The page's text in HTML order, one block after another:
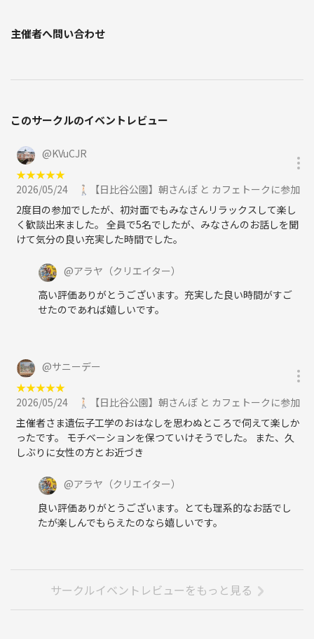
主催者へ問い合わせ
このサークルのイベントレビュー
@KVuCJR
★★★★★
2026/05/24
🚶🏻【日比谷公園】朝さんぽ と カフェトークに参加
2度目の参加でしたが、初対面でもみなさんリラックスして楽し
く歓談出来ました。 全員で5名でしたが、みなさんのお話しを聞
けて気分の良い充実した時間でした。
@アラヤ （クリエイター）
高い評価ありがとうございます。充実した良い時間がすご
せたのであれば嬉しいです。
@サニーデー
★★★★★
2026/05/24
🚶🏻【日比谷公園】朝さんぽ と カフェトークに参加
主催者さま遺伝子工学のおはなしを思わぬところで伺えて楽しか
ったです。 モチベーションを保つていけそうでした。 また、久
しぶりに女性の方とお近づき
@アラヤ （クリエイター）
良い評価ありがとうございます。とても理系的なお話でし
たが楽しんでもらえたのなら嬉しいです。
サークルイベントレビューをもっと見る